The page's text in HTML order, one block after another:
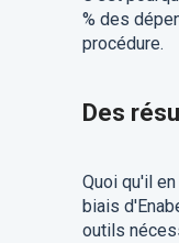
% des
procédure.
Des
Quoi qu'il
biais
outils